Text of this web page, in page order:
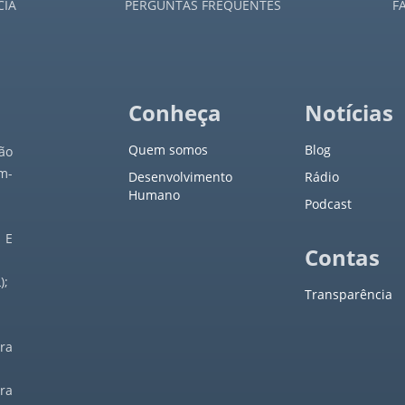
PERGUNTAS FREQUENTES
E
Conheça
Quem somos
Desenvolvimento
Humano
Notícias
Blog
Rádio
Podcast
Contas
Transparência